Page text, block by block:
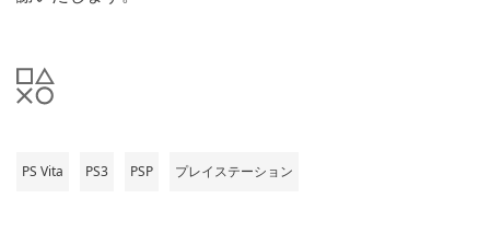
PS Vita PS3 PSP プレイステーション